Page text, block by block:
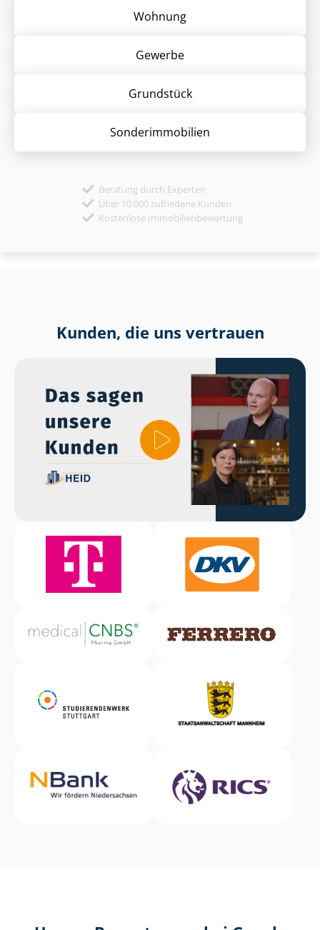
Wohnung
Gewerbe
Grund­stück
Sonder­immobilien
Beratung durch Experten
Über 10.000 zufriedene Kunden
Kostenlose Immobilienbewertung
Kunden, die uns vertrauen